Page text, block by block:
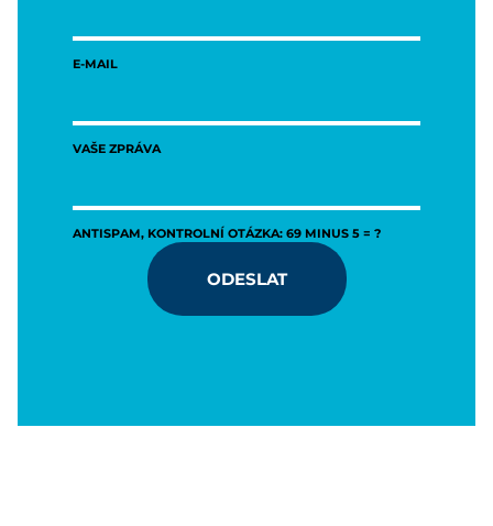
E-MAIL
VAŠE ZPRÁVA
ANTISPAM, KONTROLNÍ OTÁZKA: 69 MINUS 5 = ?
ODESLAT